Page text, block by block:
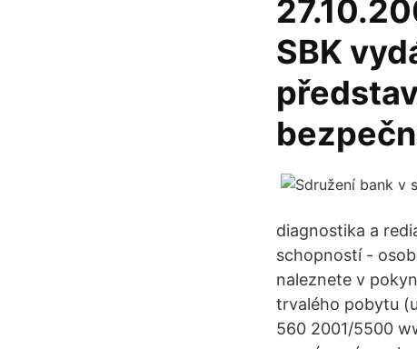
SBK
diagnostika a
schopností -
naleznete v
trvalého pobytu
560 2001/5500